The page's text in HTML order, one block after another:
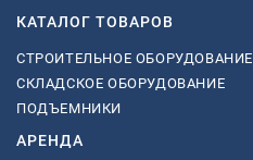
КАТАЛОГ ТОВАРОВ
СТРОИТЕЛЬНОЕ ОБОРУДОВАНИЕ
СКЛАДСКОЕ ОБОРУДОВАНИЕ
ПОДЪЕМНИКИ
АРЕНДА